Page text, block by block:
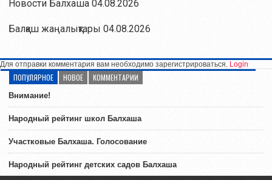
Новости Балхаша 04.08.2026
Балқаш жаңалықтары 04.08.2026
Для отправки комментария вам необходимо зарегистрироваться. Login
ПОПУЛЯРНОЕ НОВОЕ КОММЕНТАРИИ
Внимание!
Народный рейтинг школ Балхаша
Участковые Балхаша. Голосование
Народный рейтинг детских садов Балхаша